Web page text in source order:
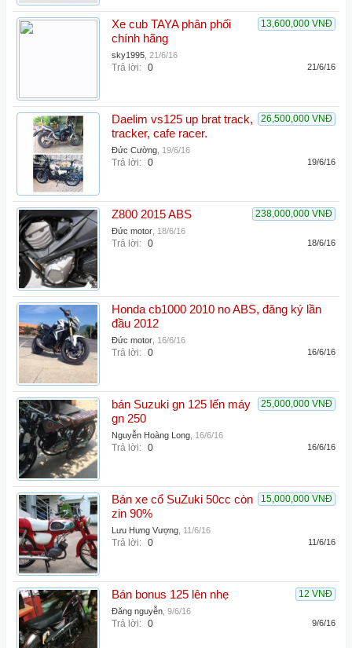
13,600,000 VNĐ
Xe cub TAYA phân phối
chính hãng
sky1995 21/6/16
Trả lời: 0 21/6/16
26,500,000 VNĐ
Daelim vs125 up brat track,
tracker, cafe racer.
Đức Cường 19/6/16
Trả lời: 0 19/6/16
238,000,000 VNĐ
Z800 2015 ABS
Đức motor 18/6/16
Trả lời: 0 18/6/16
Honda cb1000 2010 no ABS, đăng ký lần
đầu 2012
Đức motor 16/6/16
Trả lời: 0 16/6/16
25,000,000 VNĐ
bán Suzuki gn 125 lến máy
gn 250
Nguyễn Hoàng Long 16/6/16
Trả lời: 0 16/6/16
15,000,000 VNĐ
Bán xe cổ SuZuki 50cc còn
zin 90%
Lưu Hưng Vượng 11/6/16
Trả lời: 0 11/6/16
12 VNĐ
Bán bonus 125 lên nhẹ
Đăng nguyễn 9/6/16
Trả lời: 0 9/6/16